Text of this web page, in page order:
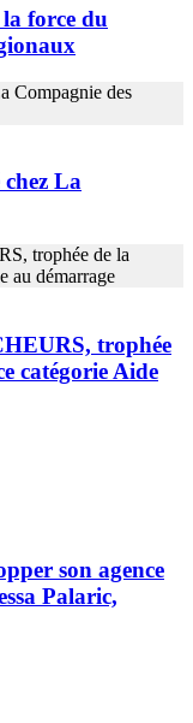
force du
La
trophée
catégorie Aide
son agence
Palaric,